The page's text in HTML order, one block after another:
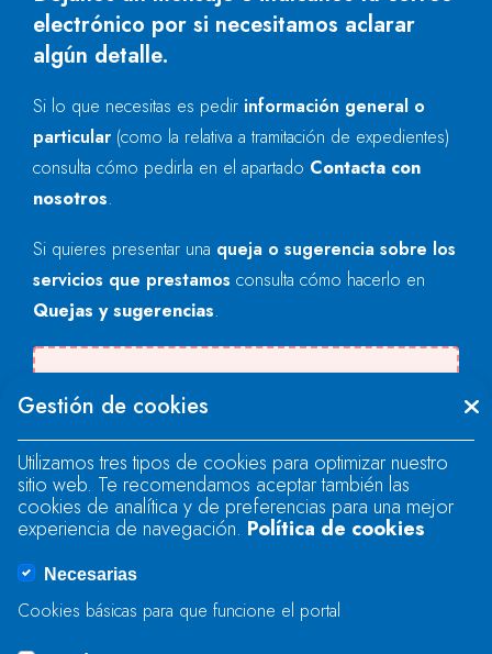
electrónico por si necesitamos aclarar
algún detalle.
Si lo que necesitas es pedir información general o
particular (como la relativa a tramitación de expedientes)
consulta cómo pedirla en el apartado Contacta con
nosotros.
Si quieres presentar una queja o sugerencia sobre los
servicios que prestamos consulta cómo hacerlo en
Quejas y sugerencias.
"text".
Se produjo un error al cargar el campo
"text".
Se produjo un error al cargar el campo
Gestión de cookies
Utilizamos tres tipos de cookies para optimizar nuestro
sitio web. Te recomendamos aceptar también las
cookies de analítica y de preferencias para una mejor
experiencia de navegación. Política de cookies
Necesarias
Cookies básicas para que funcione el portal